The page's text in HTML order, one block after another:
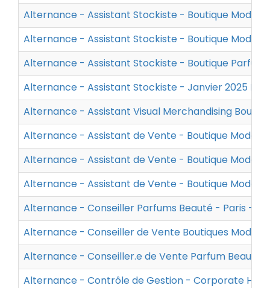
Alternance - Assistant Stockiste - Boutique Mode
Alternance - Assistant Stockiste - Boutique Mode
Alternance - Assistant Stockiste - Boutique
Alternance - Assistant Stockiste - Janvier 2025
Alternance - Assistant Visual Merchandising
Alternance - Assistant de Vente - Boutique Mode
Alternance - Assistant de Vente - Boutique Mode
Alternance - Assistant de Vente - Boutique Mode
Alternance - Conseiller Parfums Beauté - Paris - -
Alternance - Conseiller de Vente Boutiques Mode
Alternance - Conseiller.e de Vente Parfum
Alternance - Contrôle de Gestion - Corporate H/F